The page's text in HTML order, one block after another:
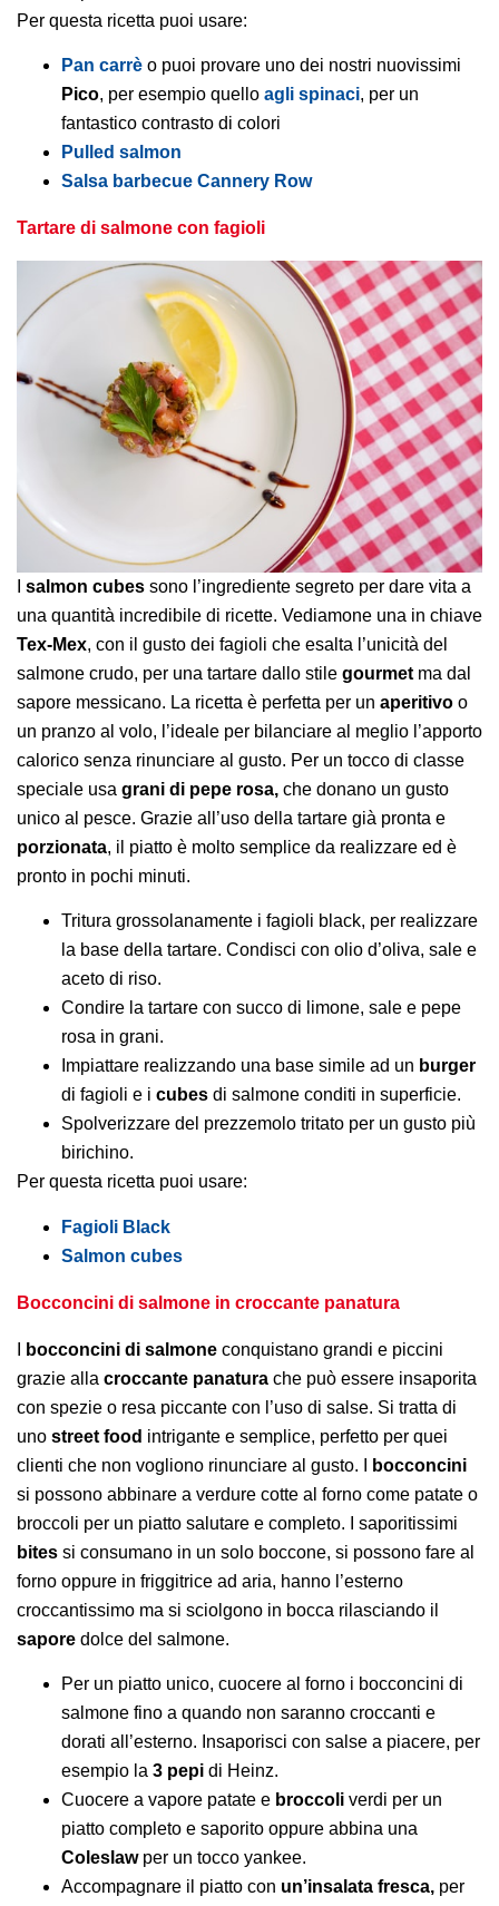
Per questa ricetta puoi usare:
Pan carrè o puoi provare uno dei nostri nuovissimi
Pico, per esempio quello agli spinaci, per un
fantastico contrasto di colori
Pulled salmon
Salsa barbecue Cannery Row
Tartare di salmone con fagioli
salmon cubes sono l’ingrediente segreto per dare vita a
una quantità incredibile di ricette. Vediamone una in chiave
Tex-Mex, con il gusto dei fagioli che esalta l’unicità del
salmone crudo, per una tartare dallo stile gourmet ma dal
sapore messicano. La ricetta è perfetta per un aperitivo o
un pranzo al volo, l’ideale per bilanciare al meglio l’apporto
calorico senza rinunciare al gusto. Per un tocco di classe
speciale usa grani di pepe rosa, che donano un gusto
unico al pesce. Grazie all’uso della tartare già pronta e
porzionata, il piatto è molto semplice da realizzare ed è
pronto in pochi minuti.
Tritura grossolanamente i fagioli black, per realizzare
la base della tartare. Condisci con olio d’oliva, sale e
aceto di riso.
Condire la tartare con succo di limone, sale e pepe
rosa in grani.
Impiattare realizzando una base simile ad un burger
di fagioli e i cubes di salmone conditi in superficie.
Spolverizzare del prezzemolo tritato per un gusto più
birichino.
Per questa ricetta puoi usare:
Fagioli Black
Salmon cubes
Bocconcini di salmone in croccante panatura
bocconcini di salmone conquistano grandi e piccini
grazie alla croccante panatura che può essere insaporita
con spezie o resa piccante con l’uso di salse. Si tratta di
uno street food intrigante e semplice, perfetto per quei
clienti che non vogliono rinunciare al gusto. I
bocconcini
si possono abbinare a verdure cotte al forno come patate o
broccoli per un piatto salutare e completo. I saporitissimi
bites si consumano in un solo boccone, si possono fare al
forno oppure in friggitrice ad aria, hanno l’esterno
croccantissimo ma si sciolgono in bocca rilasciando il
sapore dolce del salmone.
Per un piatto unico, cuocere al forno i bocconcini di
salmone fino a quando non saranno croccanti e
dorati all’esterno. Insaporisci con salse a piacere, per
esempio la 3 pepi di Heinz.
Cuocere a vapore patate e broccoli verdi per un
piatto completo e saporito oppure abbina una
Coleslawper un tocco yankee.
Accompagnare il piatto con un’insalata fresca, per